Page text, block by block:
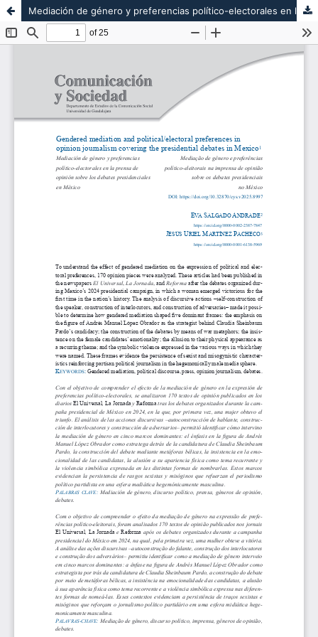
Mediación de género y preferencias político-electorales en la prensa de opinión sobre los debates presidenciales en México